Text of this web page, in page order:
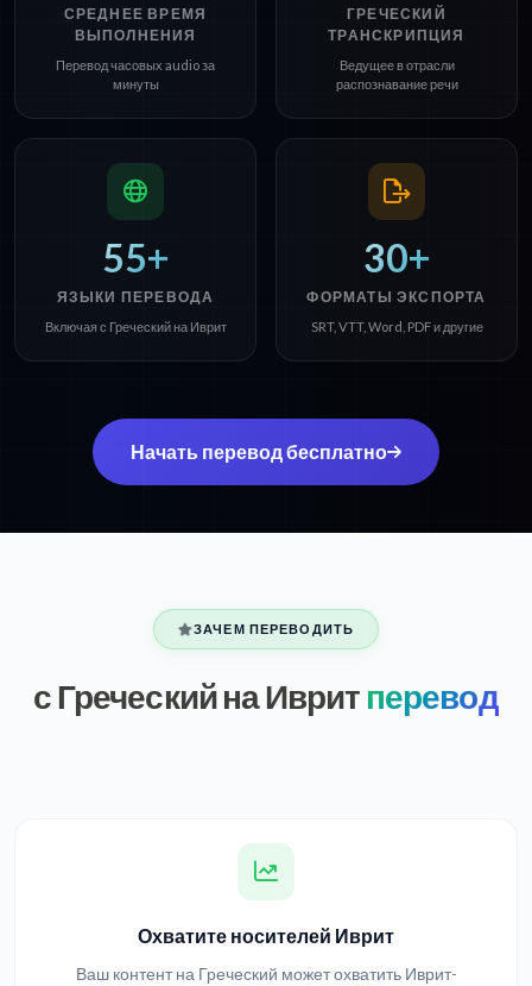
СРЕДНЕЕ ВРЕМЯ
ВЫПОЛНЕНИЯ
Перевод часовых audio за
минуты
ГРЕЧЕСКИЙ
ТРАНСКРИПЦИЯ
Ведущее в отрасли
распознавание речи
55+
ЯЗЫКИ ПЕРЕВОДА
Включая с Греческий на Иврит
30+
ФОРМАТЫ ЭКСПОРТА
SRT, VTT, Word, PDF и другие
Начать перевод бесплатно
ЗАЧЕМ ПЕРЕВОДИТЬ
с Греческий на Иврит перевод
Охватите носителей Иврит
Ваш контент на Греческий может охватить Иврит-